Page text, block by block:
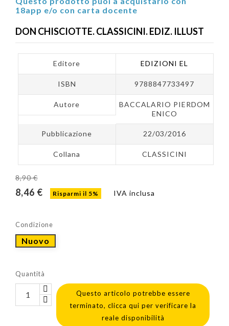
18app e/o con carta docente
DON CHISCIOTTE. CLASSICINI. EDIZ. ILLUST
Editore EDIZIONI EL
ISBN 9788847733497
Autore
BACCALARIO PIERDOM
ENICO
Pubblicazione 22/03/2016
Collana CLASSICINI
8,90 €
8,46 € Risparmi il 5% IVA inclusa
Condizione
Nuovo
Quantità
Questo articolo potrebbe essere
terminato, clicca qui per verificare la
reale disponibilità